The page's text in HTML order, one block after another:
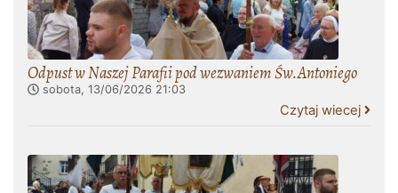
Odpust w Naszej Parafii pod wezwaniem Św.Antoniego
sobota, 13/06/2026 21:03
Czytaj wiecej